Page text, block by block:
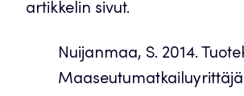
artikkelin sivut.
Nuijanmaa, S. 2014.